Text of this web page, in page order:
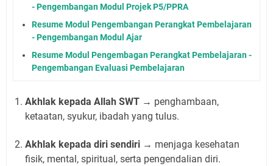
- Pengembangan Modul Projek P5/PPRA
Resume Modul Pengembangan Perangkat Pembelajaran
- Pengembangan Modul Ajar
Resume Modul Pengembagan Perangkat Pembelajaran -
Pengembangan Evaluasi Pembelajaran
Akhlak kepada Allah SWT → penghambaan,
ketaatan, syukur, ibadah yang tulus.
Akhlak kepada diri sendiri → menjaga kesehatan
fisik, mental, spiritual, serta pengendalian diri.